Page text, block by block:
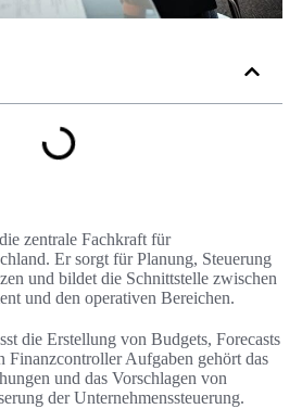
zentrale Fachkraft für
Er sorgt für Planung, Steuerung
und bildet die Schnittstelle zwischen
und den operativen Bereichen.
die Erstellung von Budgets, Forecasts
Finanzcontroller Aufgaben gehört das
und das Vorschlagen von
der Unternehmenssteuerung.